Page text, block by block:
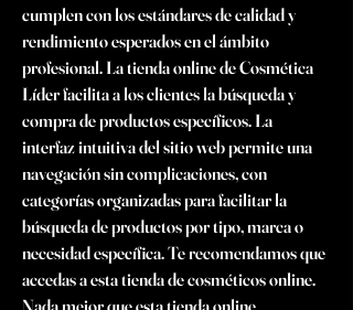
cumplen con los estándares de calidad y
rendimiento esperados en el ámbito
profesional. La tienda online de Cosmética
Líder facilita a los clientes la búsqueda y
compra de productos específicos. La
interfaz intuitiva del sitio web permite una
navegación sin complicaciones, con
categorías organizadas para facilitar la
búsqueda de productos por tipo, marca o
necesidad específica. Te recomendamos que
accedas a esta tienda de cosméticos online.
Nada mejor que esta tienda online